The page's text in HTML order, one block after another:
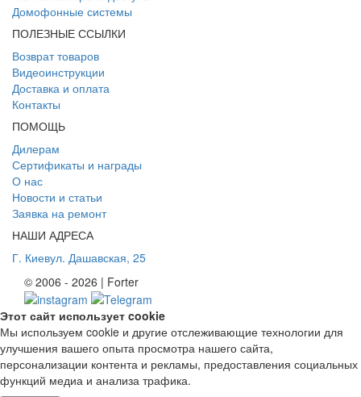
Домофонные системы
ПОЛЕЗНЫЕ ССЫЛКИ
Возврат товаров
Видеоинструкции
Доставка и оплата
Контакты
ПОМОЩЬ
Дилерам
Сертификаты и награды
О нас
Новости и статьи
Заявка на ремонт
НАШИ АДРЕСА
Г. Киевул. Дашавская, 25
© 2006 - 2026 | Forter
Этот сайт использует cookie
Мы используем cookie и другие отслеживающие технологии для
улучшения вашего опыта просмотра нашего сайта,
персонализации контента и рекламы, предоставления социальных
функций медиа и анализа трафика.